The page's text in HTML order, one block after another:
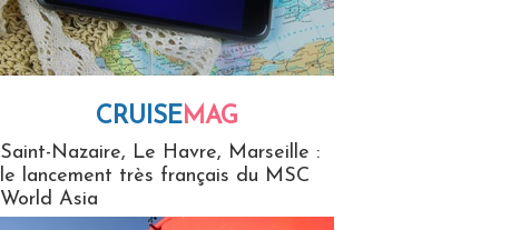
CRUISEMAG
Saint-Nazaire, Le Havre, Marseille :
le lancement très français du MSC
World Asia